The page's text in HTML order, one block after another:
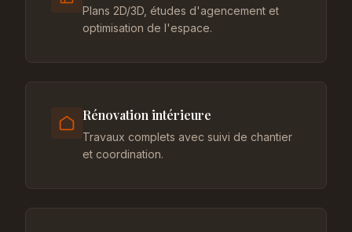
Plans 2D/3D, études d'agencement et
optimisation de l'espace.
Rénovation intérieure
Travaux complets avec suivi de chantier
et coordination.